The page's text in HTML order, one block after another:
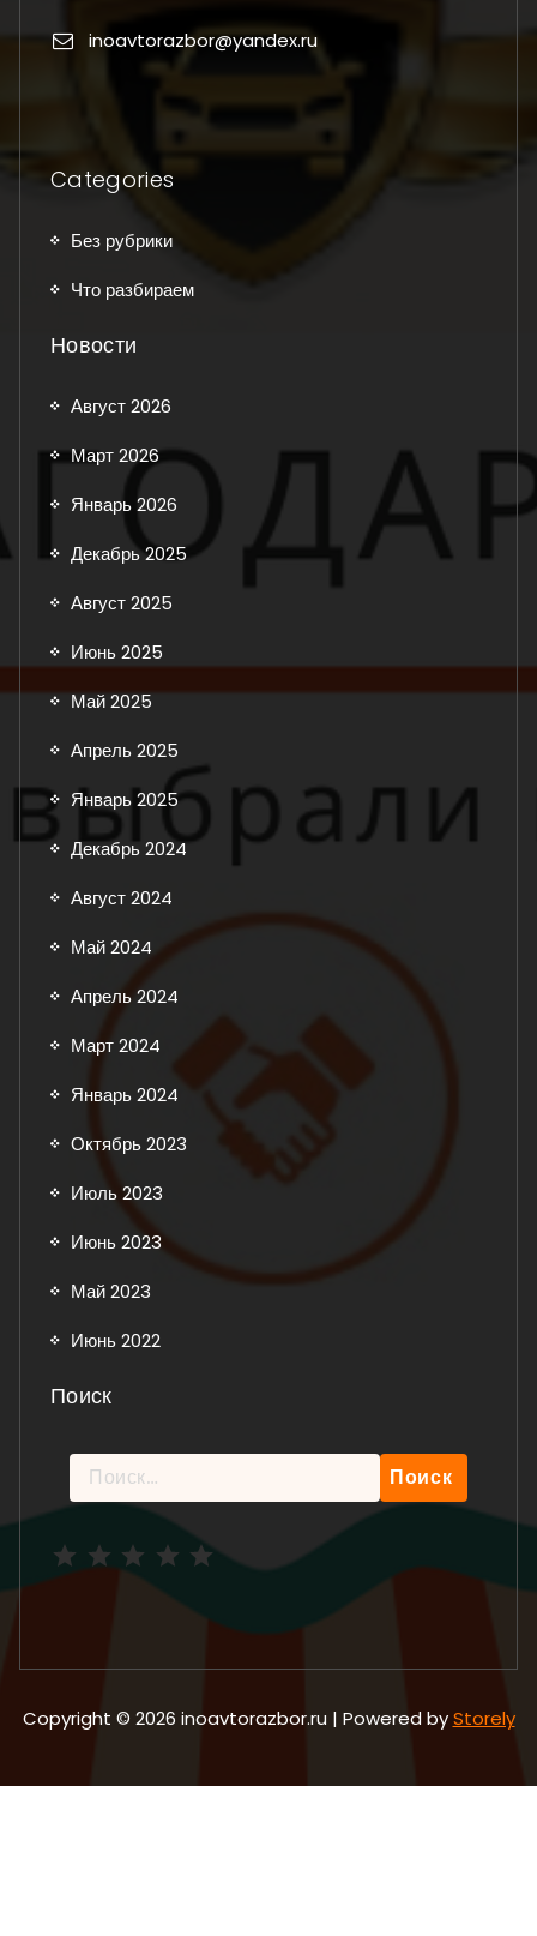
inoavtorazbor@yandex.ru
Categories
Без рубрики
Что разбираем
Новости
Август 2026
Март 2026
Январь 2026
Декабрь 2025
Август 2025
Июнь 2025
Май 2025
Апрель 2025
Январь 2025
Декабрь 2024
Август 2024
Май 2024
Апрель 2024
Март 2024
Январь 2024
Октябрь 2023
Июль 2023
Июнь 2023
Май 2023
Июнь 2022
Поиск
Найти:
Copyright © 2026 inoavtorazbor.ru | Powered byStorely